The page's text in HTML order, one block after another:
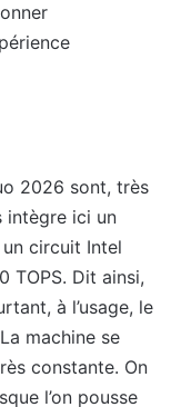
2026 sont, très
intègre ici un
circuit Intel
TOPS. Dit ainsi,
à l’usage, le
machine se
constante. On
l’on pousse